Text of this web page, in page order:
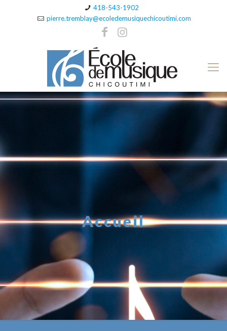
418-543-1902
pierre.tremblay@ecoledemusiquechicoutimi.com
Accueil